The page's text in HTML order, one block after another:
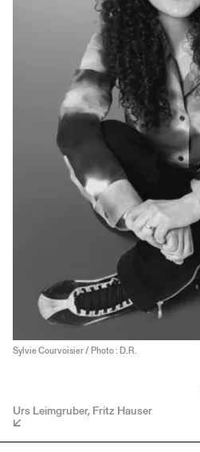
Sylvie Courvoisier / Photo : D.R.
Urs Leimgruber, Fritz Hauser